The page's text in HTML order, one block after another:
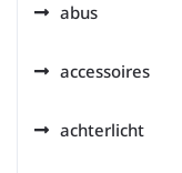
abus
accessoires
achterlicht